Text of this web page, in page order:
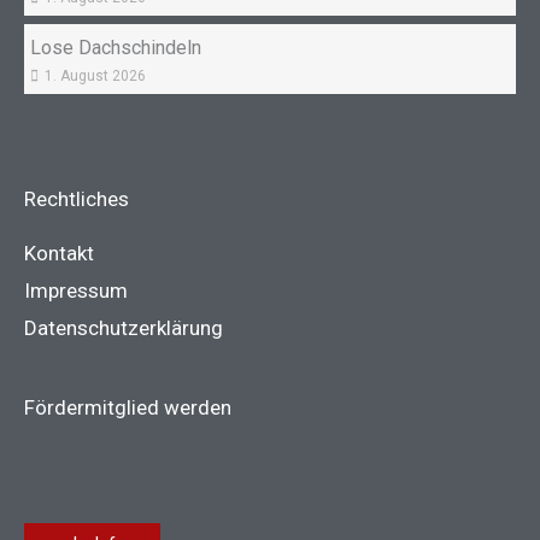
Lose Dachschindeln
1. August 2026
Rechtliches
Kontakt
Impressum
Datenschutzerklärung
Fördermitglied werden